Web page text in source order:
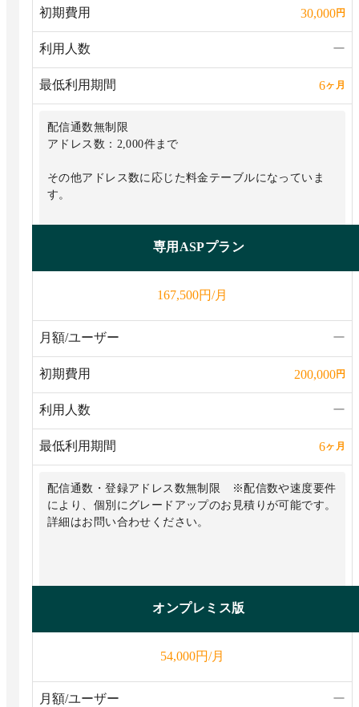
初期費用 30,000円
利用人数 ー
最低利用期間 6ヶ月
配信通数無制限
アドレス数：2,000件まで
その他アドレス数に応じた料金テーブルになっていま
す。
専用ASPプラン
167,500円/月
月額/ユーザー ー
初期費用 200,000円
利用人数 ー
最低利用期間 6ヶ月
配信通数・登録アドレス数無制限 ※配信数や速度要件
により、個別にグレードアップのお見積りが可能です。
詳細はお問い合わせください。
オンプレミス版
54,000円/月
月額/ユーザー ー